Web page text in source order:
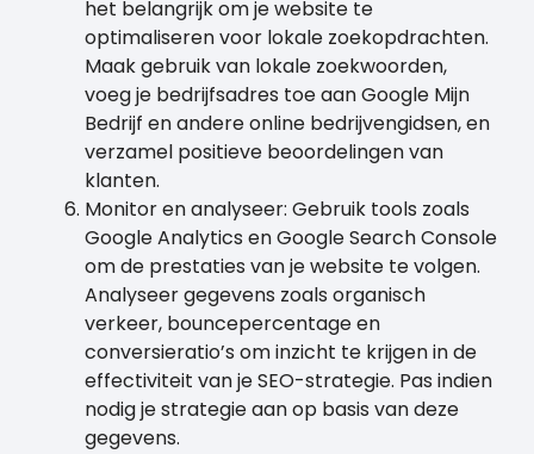
het belangrijk om je website te
optimaliseren voor lokale zoekopdrachten.
Maak gebruik van lokale zoekwoorden,
voeg je bedrijfsadres toe aan Google Mijn
Bedrijf en andere online bedrijvengidsen, en
verzamel positieve beoordelingen van
klanten.
Monitor en analyseer: Gebruik tools zoals
Google Analytics en Google Search Console
om de prestaties van je website te volgen.
Analyseer gegevens zoals organisch
verkeer, bouncepercentage en
conversieratio’s om inzicht te krijgen in de
effectiviteit van je SEO-strategie. Pas indien
nodig je strategie aan op basis van deze
gegevens.